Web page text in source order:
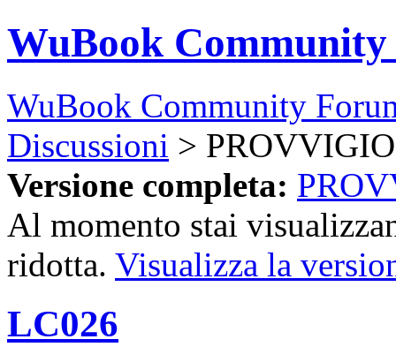
WuBook
WuBook Community
Discussioni >
Versione completa:
Al momento stai
ridotta. Visualizza la
LC026